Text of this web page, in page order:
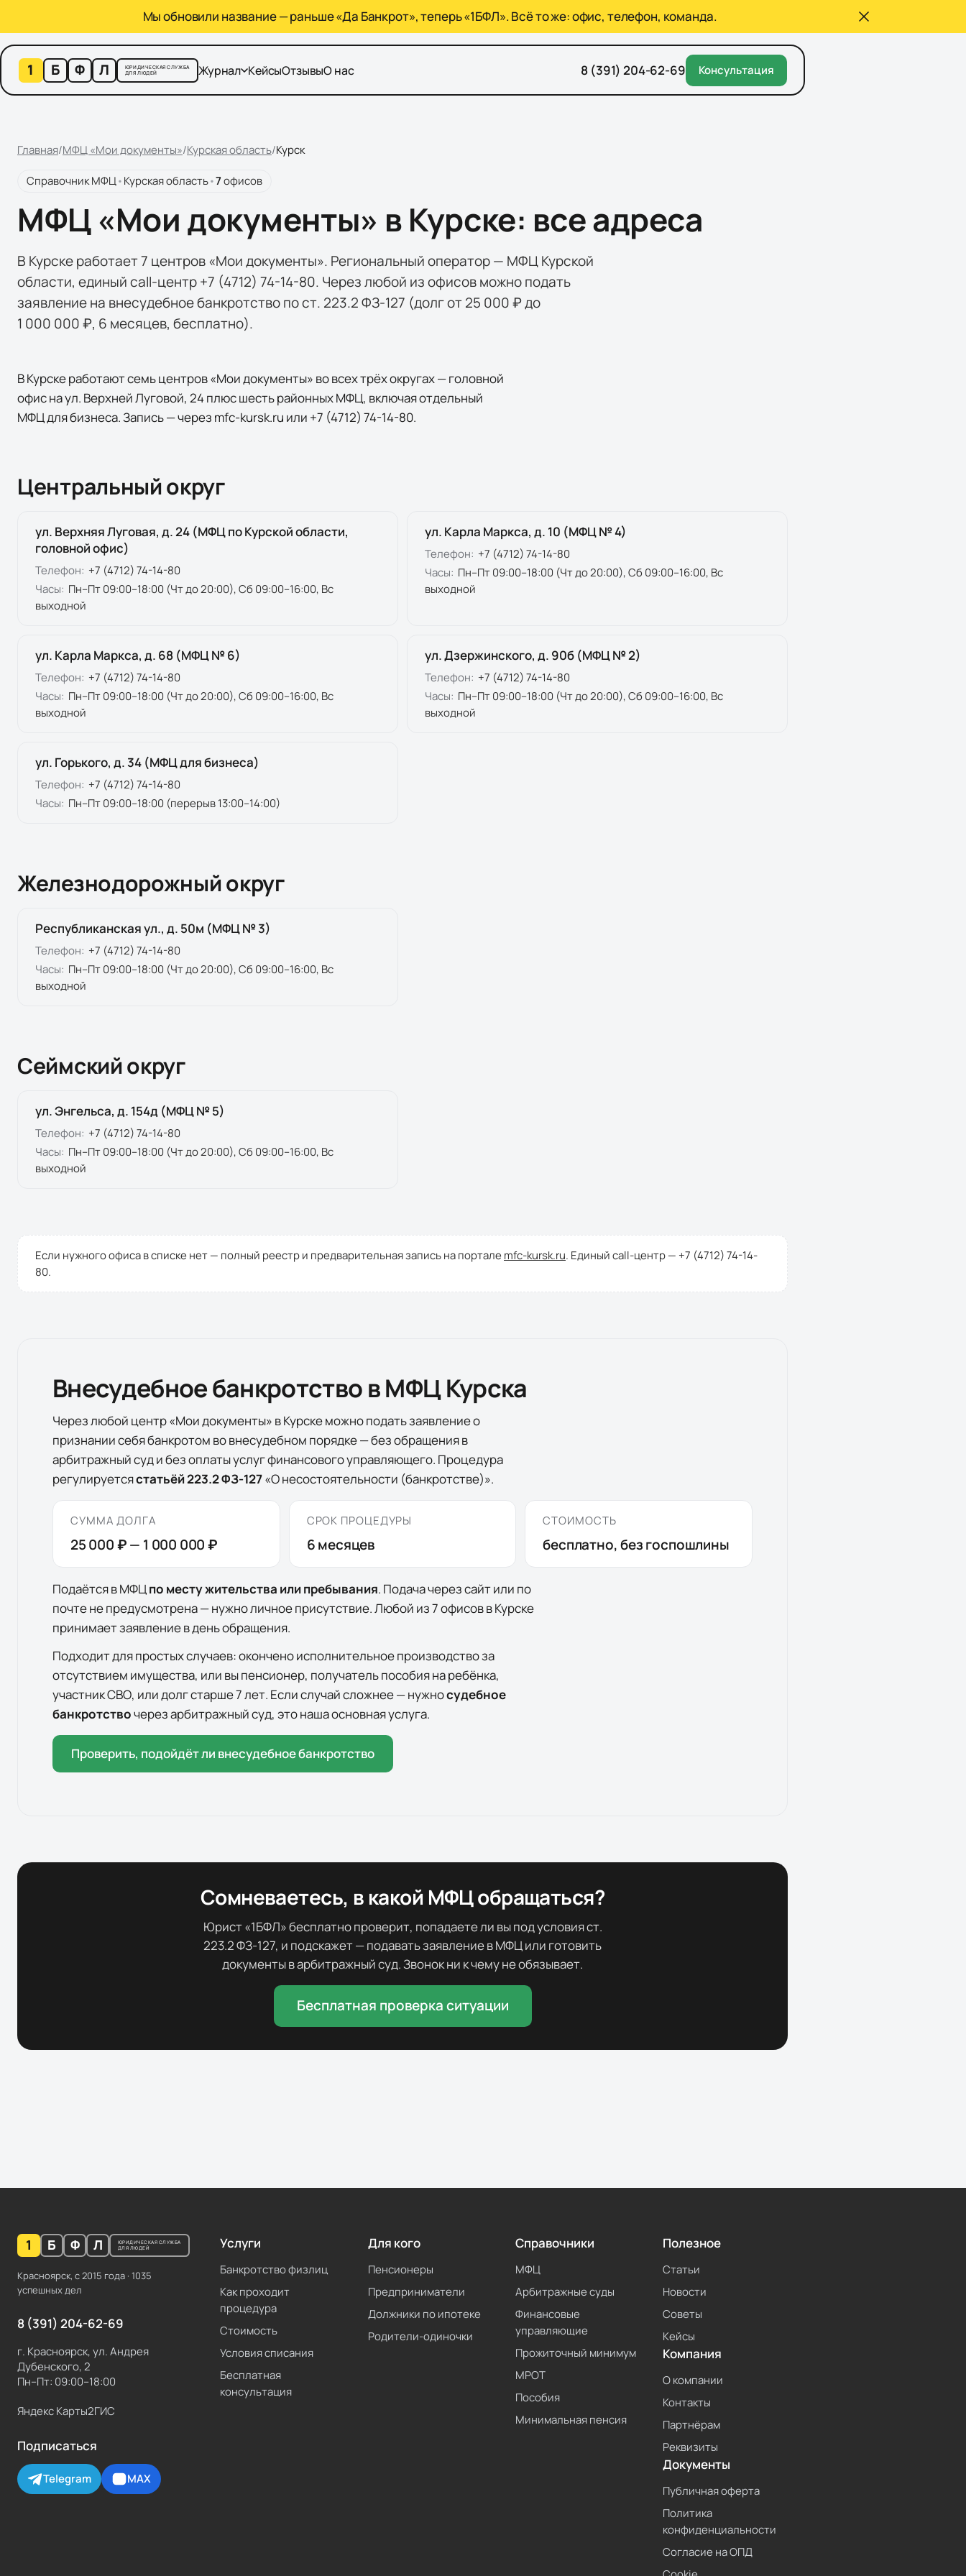
Мы обновили название — раньше «Да Банкрот», теперь «1БФЛ». Всё то же: офис, телефон, команда.
1 Б Ф Л
ЮРИДИЧЕСКАЯ СЛУЖБА
ДЛЯ ЛЮДЕЙ
Журнал КейсыОтзывыО нас 8 (391) 204-62-69 Консультация
Главная/МФЦ «Мои документы»/Курская область/Курск
Справочник МФЦ•Курская область•7офисов
МФЦ «Мои документы» в Курске: все адреса
В Курске работает 7 центров «Мои документы». Региональный оператор — МФЦ Курской
области, единый call-центр +7 (4712) 74-14-80. Через любой из офисов можно подать
заявление на внесудебное банкротство по ст. 223.2 ФЗ-127 (долг от 25 000 ₽ до
1 000 000 ₽, 6 месяцев, бесплатно).
В Курске работают семь центров «Мои документы» во всех трёх округах — головной
офис на ул. Верхней Луговой, 24 плюс шесть районных МФЦ, включая отдельный
МФЦ для бизнеса. Запись — через mfc-kursk.ru или +7 (4712) 74-14-80.
Центральный округ
ул. Верхняя Луговая, д. 24 (МФЦ по Курской области,
головной офис)
Телефон: +7 (4712) 74-14-80
Часы: Пн–Пт 09:00–18:00 (Чт до 20:00), Сб 09:00–16:00, Вс
выходной
ул. Карла Маркса, д. 10 (МФЦ № 4)
Телефон: +7 (4712) 74-14-80
Часы: Пн–Пт 09:00–18:00 (Чт до 20:00), Сб 09:00–16:00, Вс
выходной
ул. Карла Маркса, д. 68 (МФЦ № 6)
Телефон: +7 (4712) 74-14-80
Часы: Пн–Пт 09:00–18:00 (Чт до 20:00), Сб 09:00–16:00, Вс
выходной
ул. Дзержинского, д. 90б (МФЦ № 2)
Телефон: +7 (4712) 74-14-80
Часы: Пн–Пт 09:00–18:00 (Чт до 20:00), Сб 09:00–16:00, Вс
выходной
ул. Горького, д. 34 (МФЦ для бизнеса)
Телефон: +7 (4712) 74-14-80
Часы: Пн–Пт 09:00–18:00 (перерыв 13:00–14:00)
Железнодорожный округ
Республиканская ул., д. 50м (МФЦ № 3)
Телефон: +7 (4712) 74-14-80
Часы: Пн–Пт 09:00–18:00 (Чт до 20:00), Сб 09:00–16:00, Вс
выходной
Сеймский округ
ул. Энгельса, д. 154д (МФЦ № 5)
Телефон: +7 (4712) 74-14-80
Часы: Пн–Пт 09:00–18:00 (Чт до 20:00), Сб 09:00–16:00, Вс
выходной
Если нужного офиса в списке нет — полный реестр и предварительная запись на портале mfc-kursk.ru. Единый call-центр — +7 (4712) 74-14-
80.
Внесудебное банкротство в МФЦКурска
Через любой центр «Мои документы» вКурскеможно подать заявление о
признании себя банкротом во внесудебном порядке — без обращения в
арбитражный суд и без оплаты услуг финансового управляющего. Процедура
регулируетсястатьёй 223.2 ФЗ-127«О несостоятельности (банкротстве)».
СУММА ДОЛГА
25 000 ₽— 1 000 000 ₽
СРОК ПРОЦЕДУРЫ
6месяцев
СТОИМОСТЬ
бесплатно, без госпошлины
Подаётся в МФЦпо месту жительства или пребывания. Подача через сайт или по
почте не предусмотрена — нужно личное присутствие. Любой из7офисоввКурске
принимает заявление в день обращения.
Подходит для простых случаев: окончено исполнительное производство за
отсутствием имущества, или вы пенсионер, получатель пособия на ребёнка,
участник СВО, или долг старше 7 лет. Если случай сложнее — нужносудебное
банкротствочерез арбитражный суд, это наша основная услуга.
Проверить, подойдёт ли внесудебное банкротство
Сомневаетесь, в какой МФЦ обращаться?
Юрист «1БФЛ» бесплатно проверит, попадаете ли вы под условия ст.
223.2 ФЗ-127, и подскажет — подавать заявление в МФЦ или готовить
документы в арбитражный суд. Звонок ни к чему не обязывает.
Бесплатная проверка ситуации
1 Б Ф Л
ЮРИДИЧЕСКАЯ СЛУЖБА
ДЛЯ ЛЮДЕЙ
Красноярск, с 2015 года · 1035
успешных дел
8 (391) 204-62-69
г. Красноярск, ул. Андрея
Дубенского, 2
Пн–Пт: 09:00–18:00
Яндекс Карты2ГИС
Подписаться
Telegram MAX
Услуги
Банкротство физлиц
Как проходит
процедура
Стоимость
Условия списания
Бесплатная
консультация
Для кого
Пенсионеры
Предприниматели
Должники по ипотеке
Родители-одиночки
Справочники
МФЦ
Арбитражные суды
Финансовые
управляющие
Прожиточный минимум
МРОТ
Пособия
Минимальная пенсия
Полезное
Статьи
Новости
Советы
Кейсы
Компания
О компании
Контакты
Партнёрам
Реквизиты
Документы
Публичная оферта
Политика
конфиденциальности
Согласие на ОПД